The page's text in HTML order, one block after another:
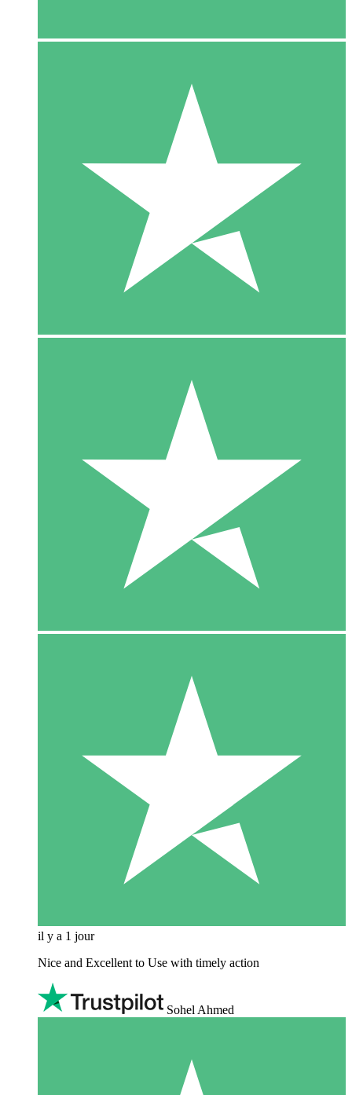
il y a 1 jour
Nice and Excellent to Use with timely action
Sohel Ahmed